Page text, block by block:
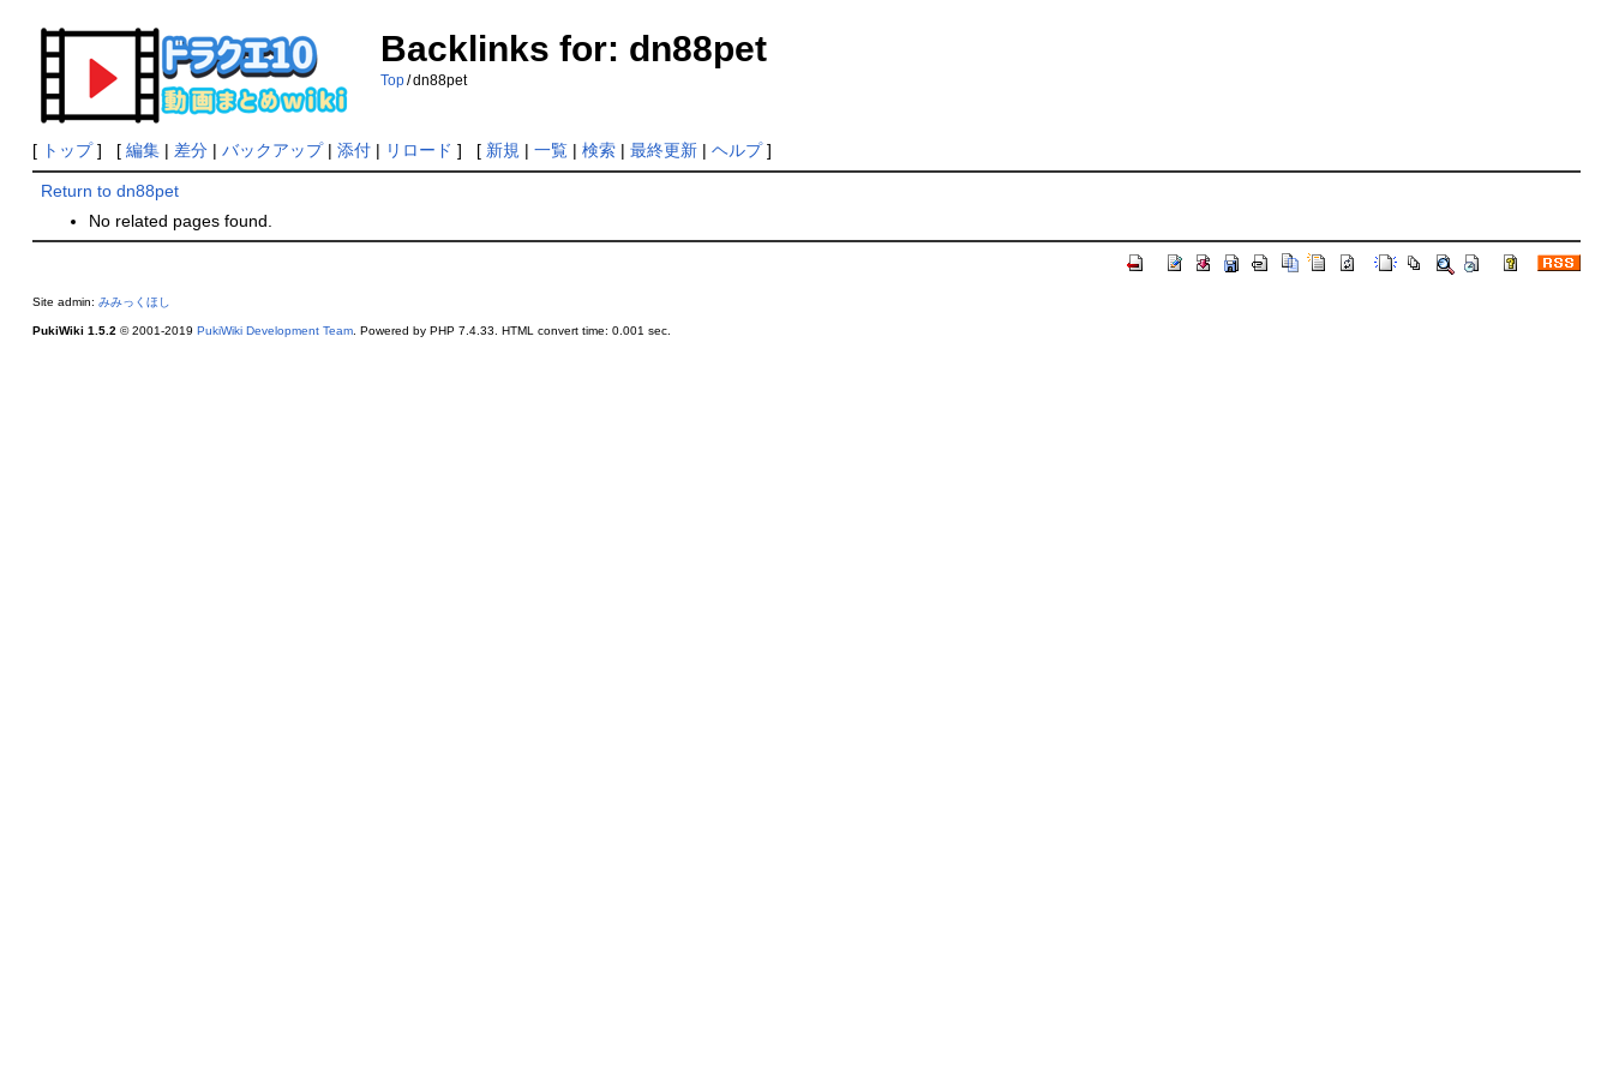
Backlinks for: dn88pet
Top/dn88pet
[ トップ] [ 編集| 差分| バックアップ| 添付| リロード ] [ 新規 | 一覧| 検索| 最終更新| ヘルプ]
Return to dn88pet
No related pages found.
Site admin: みみっくほし
PukiWiki 1.5.2 © 2001-2019 PukiWiki Development Team. Powered by PHP 7.4.33. HTML convert time: 0.001 sec.